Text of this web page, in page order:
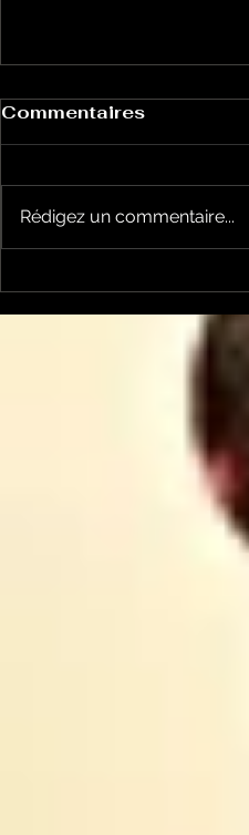
contestations à Foix
Commentaires
Rédigez un commentaire...